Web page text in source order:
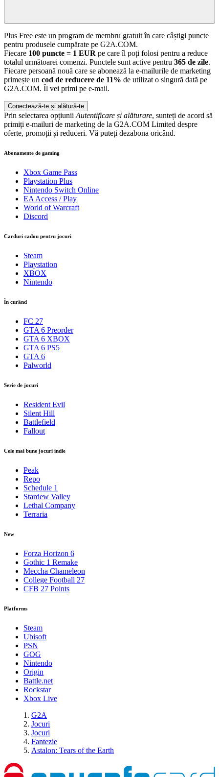
Plus Free este un program de membru gratuit în care câștigi puncte
pentru produsele cumpărate pe G2A.COM.
Fiecare 100 puncte = 1 EUR pe care îl poți folosi pentru a reduce
totalul următoarei comenzi. Punctele sunt active pentru 365 de zile.
Fiecare persoană nouă care se abonează la e-mailurile de marketing
primește un cod de reducere de 11% de utilizat o singură dată pe
G2A.COM. Îl vei primi pe e-mail.
Conectează-te și alătură-te
Prin selectarea opțiunii Autentificare și alăturare, sunteți de acord să
primiți e-mailuri de marketing de la G2A.COM Limited despre
oferte, promoții și reduceri. Vă puteți dezabona oricând.
Abonamente de gaming
Xbox Game Pass
Playstation Plus
Nintendo Switch Online
EA Access / Play
World of Warcraft
Discord
Carduri cadou pentru jocuri
Steam
Playstation
XBOX
Nintendo
În curând
FC 27
GTA 6 Preorder
GTA 6 XBOX
GTA 6 PS5
GTA 6
Palworld
Serie de jocuri
Resident Evil
Silent Hill
Battlefield
Fallout
Cele mai bune jocuri indie
Peak
Repo
Schedule 1
Stardew Valley
Lethal Company
Terraria
New
Forza Horizon 6
Gothic 1 Remake
Meccha Chameleon
College Football 27
CFB 27 Points
Platforms
Steam
Ubisoft
PSN
GOG
Nintendo
Origin
Battle.net
Rockstar
Xbox Live
G2A
Jocuri
Jocuri
Fantezie
Astalon: Tears of the Earth